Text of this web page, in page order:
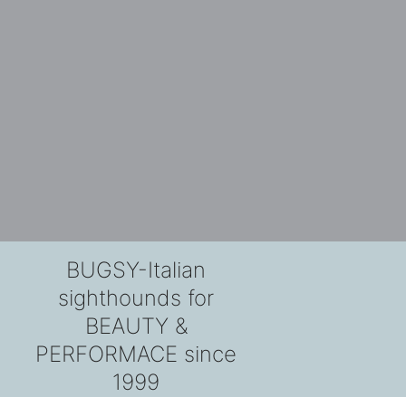
BUGSY-Italian
sighthounds for
BEAUTY &
PERFORMACE since
1999